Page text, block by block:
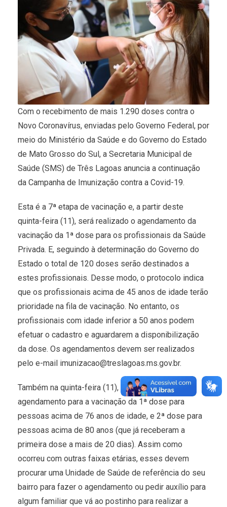
Com o recebimento de mais 1.290 doses contra o
Novo Coronavírus, enviadas pelo Governo Federal, por
meio do Ministério da Saúde e do Governo do Estado
de Mato Grosso do Sul, a Secretaria Municipal de
Saúde (SMS) de Três Lagoas anuncia a continuação
da Campanha de Imunização contra a Covid-19.
Esta é a 7ª etapa de vacinação e, a partir deste
quinta-feira (11), será realizado o agendamento da
vacinação da 1ª dose para os profissionais da Saúde
Privada. E, seguindo à determinação do Governo do
Estado o total de 120 doses serão destinados a
estes profissionais. Desse modo, o protocolo indica
que os profissionais acima de 45 anos de idade terão
prioridade na fila de vacinação. No entanto, os
profissionais com idade inferior a 50 anos podem
efetuar o cadastro e aguardarem a disponibilização
da dose. Os agendamentos devem ser realizados
pelo e-mail imunizacao@treslagoas.ms.gov.br.
Também na quinta-feira (11), será iniciado o
agendamento para a vacinação da 1ª dose para
pessoas acima de 76 anos de idade, e 2ª dose para
pessoas acima de 80 anos (que já receberam a
primeira dose a mais de 20 dias). Assim como
ocorreu com outras faixas etárias, esses devem
procurar uma Unidade de Saúde de referência do seu
bairro para fazer o agendamento ou pedir auxílio para
algum familiar que vá ao postinho para realizar a